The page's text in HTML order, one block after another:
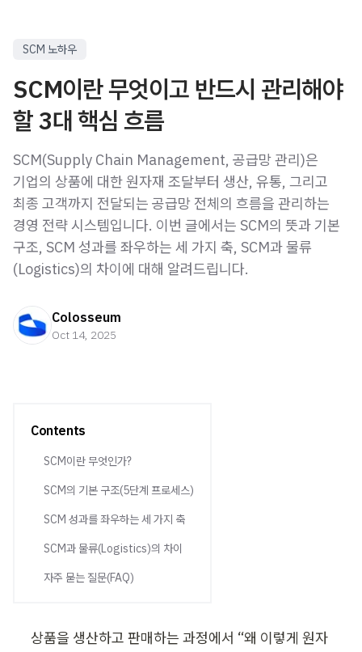
SCM 노하우
SCM이란 무엇이고 반드시 관리해야
할 3대 핵심 흐름
SCM(Supply Chain Management, 공급망 관리)은
기업의 상품에 대한 원자재 조달부터 생산, 유통, 그리고
최종 고객까지 전달되는 공급망 전체의 흐름을 관리하는
경영 전략 시스템입니다. 이번 글에서는 SCM의 뜻과 기본
구조, SCM 성과를 좌우하는 세 가지 축, SCM과 물류
(Logistics)의 차이에 대해 알려드립니다.
Colosseum
Oct 14, 2025
Contents
SCM이란 무엇인가?
SCM의 기본 구조(5단계 프로세스)
SCM 성과를 좌우하는 세 가지 축
SCM과 물류(Logistics)의 차이
자주 묻는 질문(FAQ)
상품을 생산하고 판매하는 과정에서 “왜 이렇게 원자